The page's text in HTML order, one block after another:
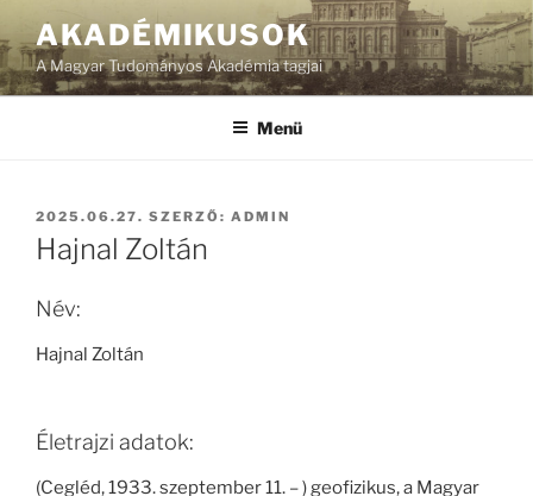
AKADÉMIKUSOK
A Magyar Tudományos Akadémia tagjai
Menü
BEKÜLDVE:
2025.06.27. SZERZŐ: ADMIN
Hajnal Zoltán
Név:
Hajnal Zoltán
Életrajzi adatok:
(Cegléd, 1933. szeptember 11. – ) geofizikus, a Magyar